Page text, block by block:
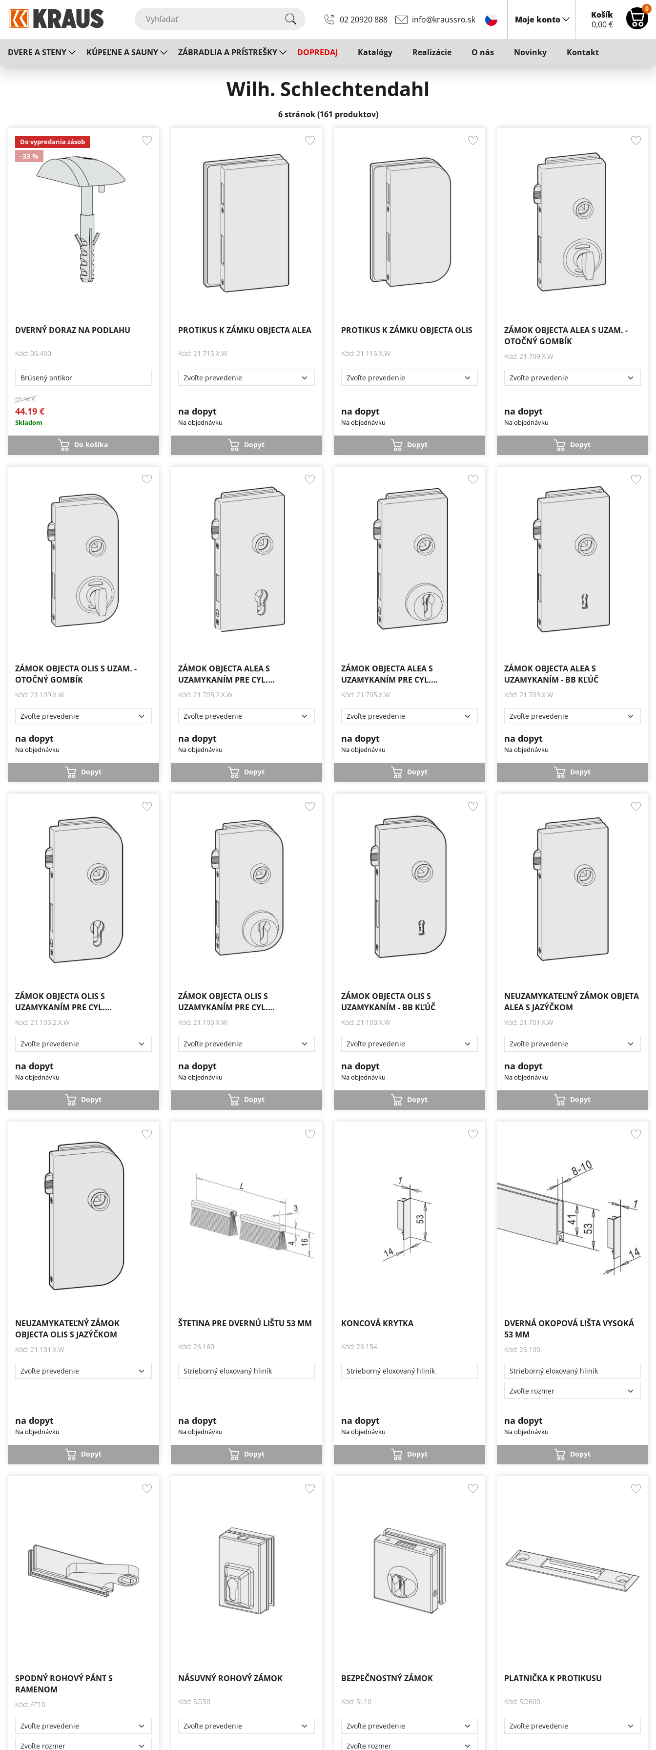
02 20920 888 info@kraussro.sk Moje konto
Košík
0,00€
0
DVERE A STENY KÚPEĽNE A SAUNY ZÁBRADLIA A PRÍSTREŠKY DOPREDAJ Katalógy Realizácie O nás Novinky Kontakt
Wilh. Schlechtendahl
6 stránok (161 produktov)
Do vypredania zásob
-33 %
DVERNÝ DORAZ NA PODLAHU
Kód: 06.400
Brúsený antikor
65.96 €
44.19 €
Skladom
Do košíka
PROTIKUS K ZÁMKU OBJECTA ALEA
Kód: 21.715.X.W
na dopyt
Na objednávku
Dopyt
PROTIKUS K ZÁMKU OBJECTA OLIS
Kód: 21.115.X.W
na dopyt
Na objednávku
Dopyt
ZÁMOK OBJECTA ALEA S UZAM. -
OTOČNÝ GOMBÍK
Kód: 21.709.X.W
na dopyt
Na objednávku
Dopyt
ZÁMOK OBJECTA OLIS S UZAM. -
OTOČNÝ GOMBÍK
Kód: 21.109.X.W
na dopyt
Na objednávku
Dopyt
ZÁMOK OBJECTA ALEA S
UZAMYKANÍM PRE CYL.…
Kód: 21.705.2.X.W
na dopyt
Na objednávku
Dopyt
ZÁMOK OBJECTA ALEA S
UZAMYKANÍM PRE CYL.…
Kód: 21.705.X.W
na dopyt
Na objednávku
Dopyt
ZÁMOK OBJECTA ALEA S
UZAMYKANÍM - BB KĽÚČ
Kód: 21.703.X.W
na dopyt
Na objednávku
Dopyt
ZÁMOK OBJECTA OLIS S
UZAMYKANÍM PRE CYL.…
Kód: 21.105.2.X.W
na dopyt
Na objednávku
Dopyt
ZÁMOK OBJECTA OLIS S
UZAMYKANÍM PRE CYL.…
Kód: 21.105.X.W
na dopyt
Na objednávku
Dopyt
ZÁMOK OBJECTA OLIS S
UZAMYKANÍM - BB KĽÚČ
Kód: 21.103.X.W
na dopyt
Na objednávku
Dopyt
NEUZAMYKATEĽNÝ ZÁMOK OBJETA
ALEA S JAZÝČKOM
Kód: 21.701.X.W
na dopyt
Na objednávku
Dopyt
NEUZAMYKATEĽNÝ ZÁMOK
OBJECTA OLIS S JAZÝČKOM
Kód: 21.101.X.W
na dopyt
Na objednávku
Dopyt
ŠTETINA PRE DVERNÚ LIŠTU 53 MM
Kód: 26.160
Strieborný eloxovaný hliník
na dopyt
Na objednávku
Dopyt
KONCOVÁ KRYTKA
Kód: 26.154
Strieborný eloxovaný hliník
na dopyt
Na objednávku
Dopyt
DVERNÁ OKOPOVÁ LIŠTA VYSOKÁ
53 MM
Kód: 26.100
Strieborný eloxovaný hliník
na dopyt
Na objednávku
Dopyt
SPODNÝ ROHOVÝ PÁNT S
RAMENOM
Kód: AT10
NÁSUVNÝ ROHOVÝ ZÁMOK
Kód: SO30
BEZPEČNOSTNÝ ZÁMOK
Kód: SL10
PLATNIČKA K PROTIKUSU
Kód: SO600